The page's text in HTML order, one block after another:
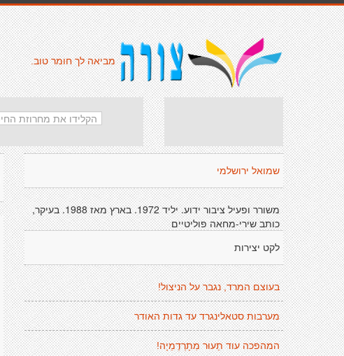
מביאה לך חומר טוב.
שמואל ירושלמי
משורר ופעיל ציבור ידוע. יליד 1972. בארץ מאז 1988. בעיקר,
כותב שירי-מחאה פוליטיים
לקט יצירות
בעוצם המרד, נגבר על הניצול!
מערבות סטאלינגרד עד גדות האודר
המהפכה עוד תַעוּר מִתָרְדֶמֵיָה!